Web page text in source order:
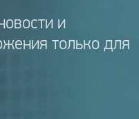
и
только для